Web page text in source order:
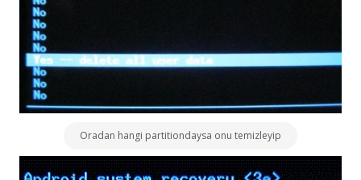
Oradan hangi partitiondaysa onu temizleyip